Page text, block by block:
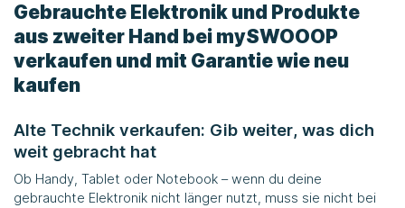
Gebrauchte Elektronik und Produkte
aus zweiter Hand bei mySWOOOP
verkaufen und mit Garantie wie neu
kaufen
Alte Technik verkaufen: Gib weiter, was dich
weit gebracht hat
Ob Handy, Tablet oder Notebook – wenn du deine
gebrauchte Elektronik nicht länger nutzt, muss sie nicht bei